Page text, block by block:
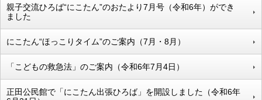
親子交流ひろば“にこたん”のおたより7月号（令和6年）ができ
ました
にこたん“ほっこりタイム”のご案内（7月・8月）
「こどもの救急法」のご案内（令和6年7月4日）
正田公民館で「にこたん出張ひろば」を開設しました（令和6年